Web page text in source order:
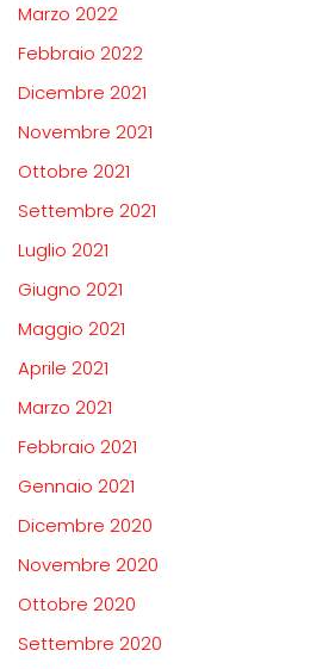
Marzo 2022
Febbraio 2022
Dicembre 2021
Novembre 2021
Ottobre 2021
Settembre 2021
Luglio 2021
Giugno 2021
Maggio 2021
Aprile 2021
Marzo 2021
Febbraio 2021
Gennaio 2021
Dicembre 2020
Novembre 2020
Ottobre 2020
Settembre 2020